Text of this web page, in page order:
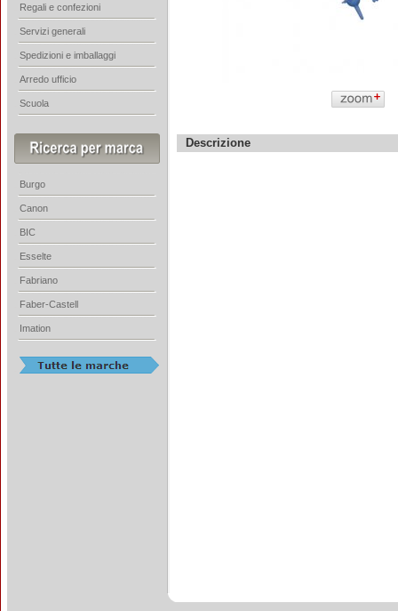
Descrizione
Regali e confezioni
Servizi generali
Spedizioni e imballaggi
Arredo ufficio
Scuola
Burgo
Canon
BIC
Esselte
Fabriano
Faber-Castell
Imation